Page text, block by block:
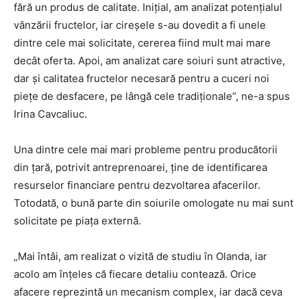
fără un produs de calitate. Inițial, am analizat potențialul
vânzării fructelor, iar cireșele s-au dovedit a fi unele
dintre cele mai solicitate, cererea fiind mult mai mare
decât oferta. Apoi, am analizat care soiuri sunt atractive,
dar și calitatea fructelor necesară pentru a cuceri noi
piețe de desfacere, pe lângă cele tradiționale”, ne-a spus
Irina Cavcaliuc.
Una dintre cele mai mari probleme pentru producătorii
din țară, potrivit antreprenoarei, ține de identificarea
resurselor financiare pentru dezvoltarea afacerilor.
Totodată, o bună parte din soiurile omologate nu mai sunt
solicitate pe piața externă.
„Mai întâi, am realizat o vizită de studiu în Olanda, iar
acolo am înțeles că fiecare detaliu contează. Orice
afacere reprezintă un mecanism complex, iar dacă ceva